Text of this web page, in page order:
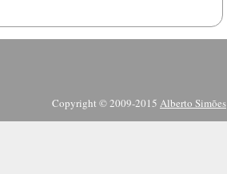
Copyright © 2009-2015 Alberto Simões